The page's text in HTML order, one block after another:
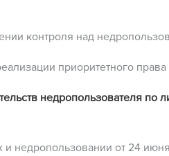
контроля над
приоритетного права
недропользователя по
и недропользовании от 24